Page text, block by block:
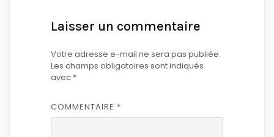
Laisser un commentaire
Votre adresse e-mail ne sera pas publiée.
Les champs obligatoires sont indiqués
avec *
COMMENTAIRE *